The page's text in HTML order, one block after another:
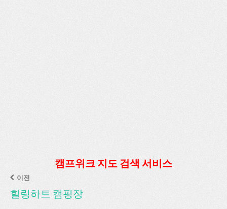
캠프위크 지도 검색 서비스
이전
힐링하트 캠핑장